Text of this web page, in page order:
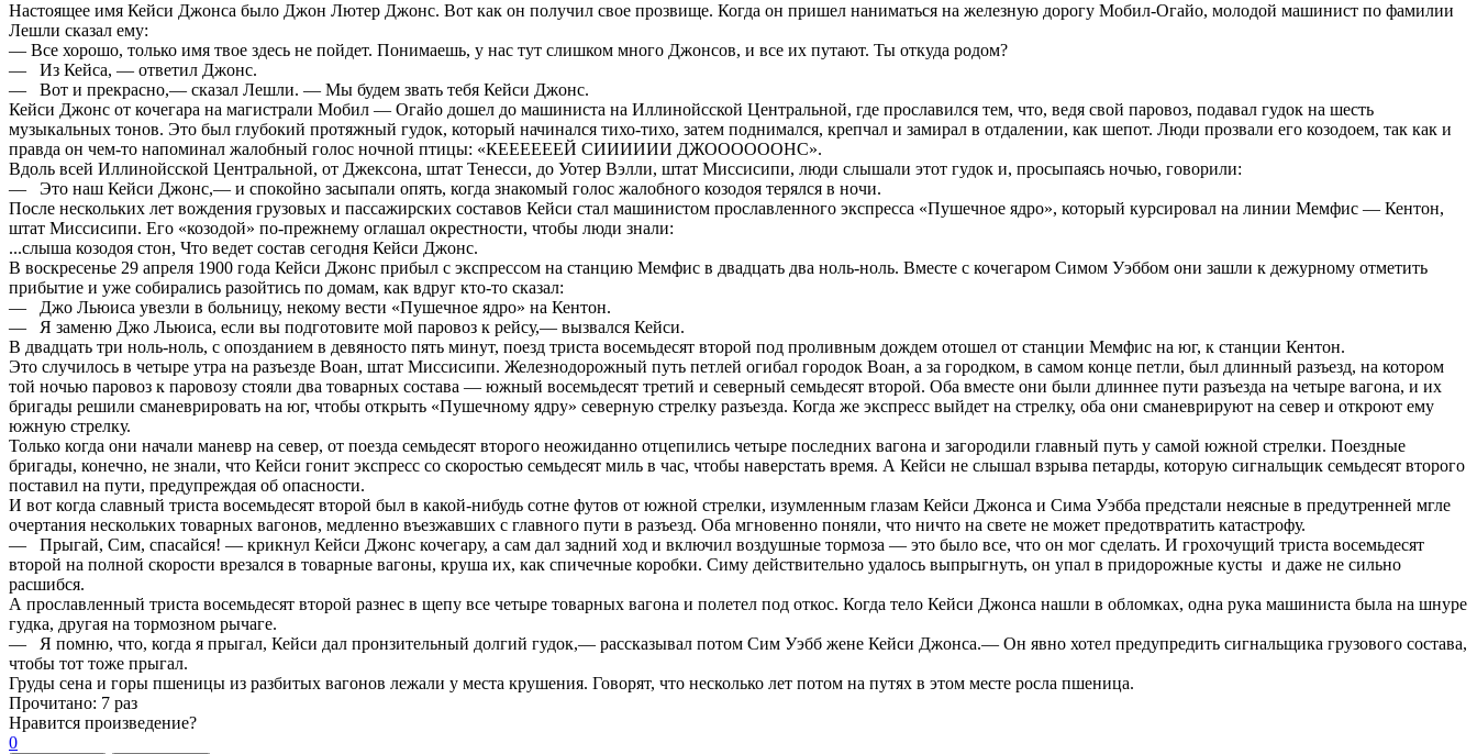
Настоящее имя Кейси Джонса было Джон Лютер Джонс. Вот как он получил свое прозвище. Когда он пришел наниматься на железную дорогу Мобил-Огайо, молодой машинист по фамилии
Лешли сказал ему:
— Все хорошо, только имя твое здесь не пойдет. Понимаешь, у нас тут слишком много Джонсов, и все их путают. Ты откуда родом?
— Из Кейса, — ответил Джонс.
— Вот и прекрасно,— сказал Лешли. — Мы будем звать тебя Кейси Джонс.
Кейси Джонс от кочегара на магистрали Мобил — Огайо дошел до машиниста на Иллинойсской Центральной, где прославился тем, что, ведя свой паровоз, подавал гудок на шесть
музыкальных тонов. Это был глубокий протяжный гудок, который начинался тихо-тихо, затем поднимался, крепчал и замирал в отдалении, как шепот. Люди прозвали его козодоем, так как и
правда он чем-то напоминал жалобный голос ночной птицы: «КЕЕЕЕЕЕЙ СИИИИИИ ДЖООООООНС».
Вдоль всей Иллинойсской Центральной, от Джексона, штат Тенесси, до Уотер Вэлли, штат Миссисипи, люди слышали этот гудок и, просыпаясь ночью, говорили:
— Это наш Кейси Джонс,— и спокойно засыпали опять, когда знакомый голос жалобного козодоя терялся в ночи.
После нескольких лет вождения грузовых и пассажирских составов Кейси стал машинистом прославленного экспресса «Пушечное ядро», который курсировал на линии Мемфис — Кентон,
штат Миссисипи. Его «козодой» по-прежнему оглашал окрестности, чтобы люди знали:
...слыша козодоя стон, Что ведет состав сегодня Кейси Джонс.
В воскресенье 29 апреля 1900 года Кейси Джонс прибыл с экспрессом на станцию Мемфис в двадцать два ноль-ноль. Вместе с кочегаром Симом Уэббом они зашли к дежурному отметить
прибытие и уже собирались разойтись по домам, как вдруг кто-то сказал:
— Джо Льюиса увезли в больницу, некому вести «Пушечное ядро» на Кентон.
— Я заменю Джо Льюиса, если вы подготовите мой паровоз к рейсу,— вызвался Кейси.
В двадцать три ноль-ноль, с опозданием в девяносто пять минут, поезд триста восемьдесят второй под проливным дождем отошел от станции Мемфис на юг, к станции Кентон.
Это случилось в четыре утра на разъезде Воан, штат Миссисипи. Железнодорожный путь петлей огибал городок Воан, а за городком, в самом конце петли, был длинный разъезд, на котором
той ночью паровоз к паровозу стояли два товарных состава — южный восемьдесят третий и северный семьдесят второй. Оба вместе они были длиннее пути разъезда на четыре вагона, и их
бригады решили сманеврировать на юг, чтобы открыть «Пушечному ядру» северную стрелку разъезда. Когда же экспресс выйдет на стрелку, оба они сманеврируют на север и откроют ему
южную стрелку.
Только когда они начали маневр на север, от поезда семьдесят второго неожиданно отцепились четыре последних вагона и загородили главный путь у самой южной стрелки. Поездные
бригады, конечно, не знали, что Кейси гонит экспресс со скоростью семьдесят миль в час, чтобы наверстать время. А Кейси не слышал взрыва петарды, которую сигнальщик семьдесят второго
поставил на пути, предупреждая об опасности.
И вот когда славный триста восемьдесят второй был в какой-нибудь сотне футов от южной стрелки, изумленным глазам Кейси Джонса и Сима Уэбба предстали неясные в предутренней мгле
очертания нескольких товарных вагонов, медленно въезжавших с главного пути в разъезд. Оба мгновенно поняли, что ничто на свете не может предотвратить катастрофу.
— Прыгай, Сим, спасайся! — крикнул Кейси Джонс кочегару, а сам дал задний ход и включил воздушные тормоза — это было все, что он мог сделать. И грохочущий триста восемьдесят
второй на полной скорости врезался в товарные вагоны, круша их, как спичечные коробки. Симу действительно удалось выпрыгнуть, он упал в придорожные кусты и даже не сильно
расшибся.
А прославленный триста восемьдесят второй разнес в щепу все четыре товарных вагона и полетел под откос. Когда тело Кейси Джонса нашли в обломках, одна рука машиниста была на шнуре
гудка, другая на тормозном рычаге.
— Я помню, что, когда я прыгал, Кейси дал пронзительный долгий гудок,— рассказывал потом Сим Уэбб жене Кейси Джонса.— Он явно хотел предупредить сигнальщика грузового состава,
чтобы тот тоже прыгал.
Груды сена и горы пшеницы из разбитых вагонов лежали у места крушения. Говорят, что несколько лет потом на путях в этом месте росла пшеница.
Прочитано: 7 раз
Нравится произведение?
0